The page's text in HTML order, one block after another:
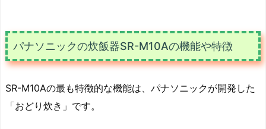
パナソニックの炊飯器SR-M10Aの機能や特徴
SR-M10Aの最も特徴的な機能は、パナソニックが開発した
「おどり炊き」です。